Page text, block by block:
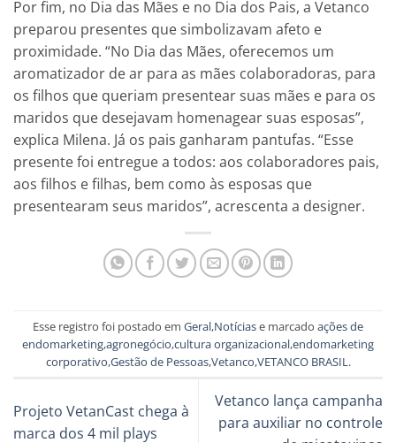
Por fim, no Dia das Mães e no Dia dos Pais, a Vetanco
preparou presentes que simbolizavam afeto e
proximidade. “No Dia das Mães, oferecemos um
aromatizador de ar para as mães colaboradoras, para
os filhos que queriam presentear suas mães e para os
maridos que desejavam homenagear suas esposas”,
explica Milena. Já os pais ganharam pantufas. “Esse
presente foi entregue a todos: aos colaboradores pais,
aos filhos e filhas, bem como às esposas que
presentearam seus maridos”, acrescenta a designer.
Esse registro foi postado em Geral,Notíciase marcado ações de
endomarketing,agronegócio,cultura organizacional,endomarketing
corporativo,Gestão de Pessoas,Vetanco,VETANCO BRASIL.
Projeto VetanCast chega à
marca dos 4 mil plays
Vetanco lança campanha
para auxiliar no controle